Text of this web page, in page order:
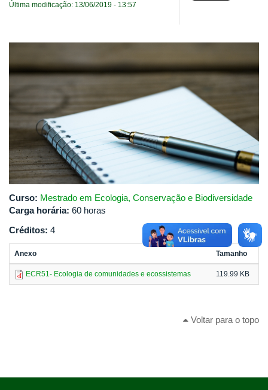
Última modificação: 13/06/2019 - 13:57
Curso: Mestrado em Ecologia, Conservação e Biodiversidade
Carga horária: 60 horas
Créditos: 4
Anexo Tamanho
ECR51- Ecologia de comunidades e ecossistemas 119.99 KB
Voltar para o topo